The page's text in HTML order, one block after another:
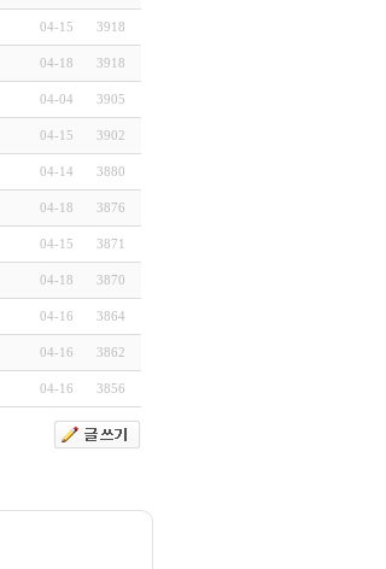
04-15 3918
04-18 3918
04-04 3905
04-15 3902
04-14 3880
04-18 3876
04-15 3871
04-18 3870
04-16 3864
04-16 3862
04-16 3856